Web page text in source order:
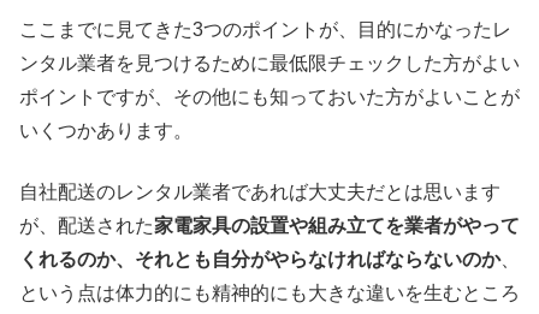
ここまでに見てきた3つのポイントが、目的にかなったレ
ンタル業者を見つけるために最低限チェックした方がよい
ポイントですが、その他にも知っておいた方がよいことが
いくつかあります。
自社配送のレンタル業者であれば大丈夫だとは思います
が、配送された家電家具の設置や組み立てを業者がやって
くれるのか、それとも自分がやらなければならないのか、
という点は体力的にも精神的にも大きな違いを生むところ